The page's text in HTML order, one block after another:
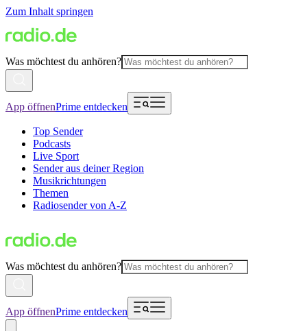
Zum Inhalt springen
Was möchtest du anhören?
App öffnenPrime entdecken
Top Sender
Podcasts
Live Sport
Sender aus deiner Region
Musikrichtungen
Themen
Radiosender von A-Z
Was möchtest du anhören?
App öffnenPrime entdecken